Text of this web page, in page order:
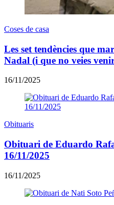
Coses de casa
Les set tendències que
Nadal (i que no veies
16/11/2025
Obituaris
Obituari de Eduardo
16/11/2025
16/11/2025